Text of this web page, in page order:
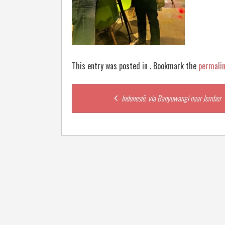
This entry was posted in . Bookmark the
navigation
Indonesië, via Banyuwangi naar Jember